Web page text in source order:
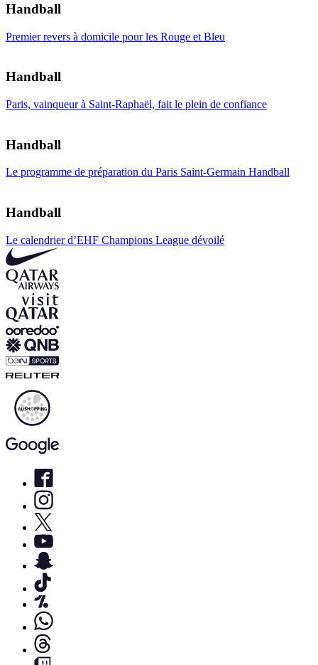
Handball
Premier revers à domicile pour les Rouge et Bleu
Handball
Paris, vainqueur à Saint-Raphaël, fait le plein de confiance
Handball
Le programme de préparation du Paris Saint-Germain Handball
Handball
Le calendrier d’EHF Champions League dévoilé